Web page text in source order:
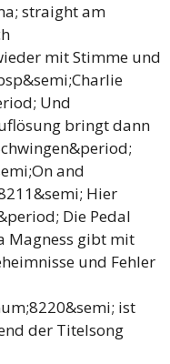
straight am
mit Stimme und
Und
bringt dann
and
Hier
Die Pedal
Magness gibt mit
und Fehler
ist
der Titelsong